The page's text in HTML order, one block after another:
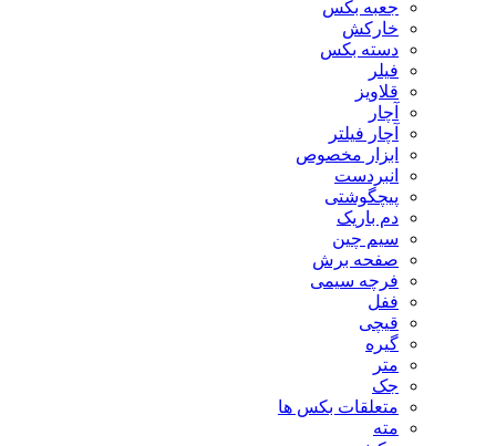
جعبه بکس
خارکش
دسته بکس
فیلر
قلاویز
آچار
آچار فیلتر
ابزار مخصوص
انبردست
پیچگوشتی
دم باریک
سیم چین
صفحه برش
فرچه سیمی
ففل
قیچی
گیره
متر
جک
متعلقات بکس ها
مته